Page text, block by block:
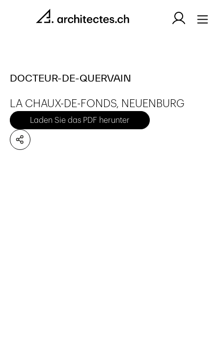
DOCTEUR-DE-QUERVAIN
LA CHAUX-DE-FONDS, NEUENBURG
Laden Sie das PDF herunter